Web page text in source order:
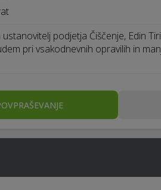
podjetja Čiščenje, Edin
pri vsakodnevnih opravilih in